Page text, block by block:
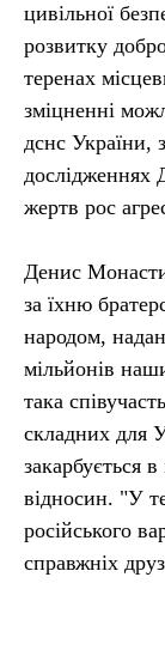
цивільної
розвитку
теренах
зміцненні
дснс України,
дослідженнях
жертв рос
Денис
за їхню
народом,
мільйонів
така
складних для
закарбується в
відносин. "У
російського
справжніх